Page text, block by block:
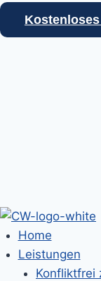
Home
Leistungen
Konfliktfrei